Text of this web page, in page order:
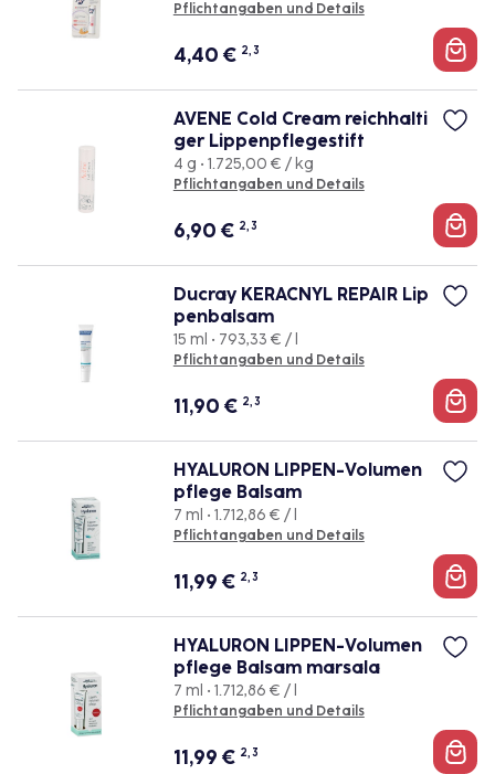
Pflichtangaben und Details
4,40 € 2, 3
AVENE Cold Cream reichhalti
ger Lippenpflegestift
4 g • 1.725,00 € / kg
Pflichtangaben und Details
6,90 € 2, 3
Ducray KERACNYL REPAIR Lip
penbalsam
15 ml • 793,33 € / l
Pflichtangaben und Details
11,90 € 2, 3
HYALURON LIPPEN-Volumen
pflege Balsam
7 ml • 1.712,86 € / l
Pflichtangaben und Details
11,99 € 2, 3
HYALURON LIPPEN-Volumen
pflege Balsam marsala
7 ml • 1.712,86 € / l
Pflichtangaben und Details
11,99 € 2, 3